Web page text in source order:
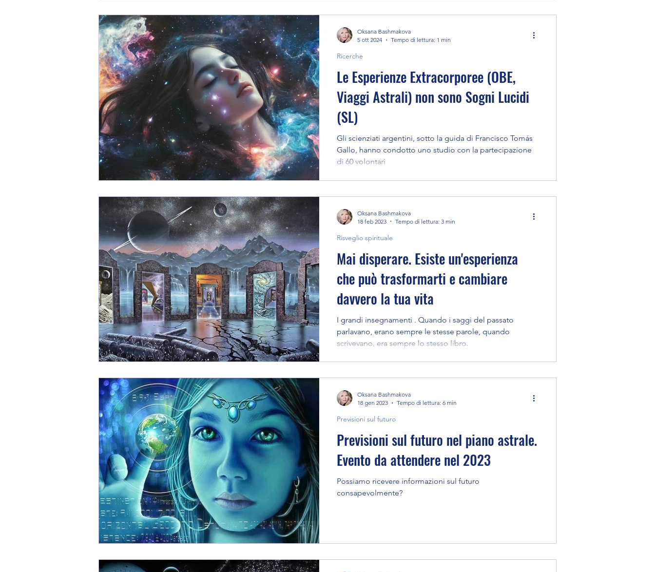
Le Esperienze Extracorporee (OBE,
Viaggi Astrali) non sono Sogni Lucidi
(SL)
Gli scienziati argentini, sotto la guida di Francisco Tomás
Gallo, hanno condotto uno studio con la partecipazione
di 60 volontari
Ricerche
Oksana Bashmakova
5 ott 2024
Tempo di lettura: 1 min
Mai disperare. Esiste un'esperienza
che può trasformarti e cambiare
davvero la tua vita
I grandi insegnamenti . Quando i saggi del passato
parlavano, erano sempre le stesse parole, quando
scrivevano, era sempre lo stesso libro.
Risveglio spirituale
Oksana Bashmakova
18 feb 2023
Tempo di lettura: 3 min
Previsioni sul futuro nel piano astrale.
Evento da attendere nel 2023
Possiamo ricevere informazioni sul futuro
consapevolmente?
Previsioni sul futuro
Oksana Bashmakova
18 gen 2023
Tempo di lettura: 6 min